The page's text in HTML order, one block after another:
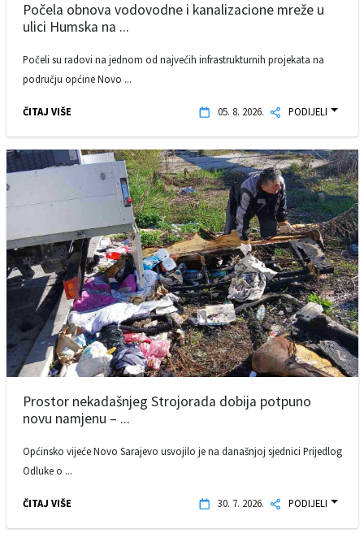
Počela obnova vodovodne i kanalizacione mreže u
ulici Humska na ...
Počeli su radovi na jednom od najvećih infrastrukturnih projekata na
području općine Novo ...
ČITAJ VIŠE 05. 8. 2026. PODIJELI
Prostor nekadašnjeg Strojorada dobija potpuno
novu namjenu – ...
Općinsko vijeće Novo Sarajevo usvojilo je na današnjoj sjednici Prijedlog
Odluke o ...
ČITAJ VIŠE 30. 7. 2026. PODIJELI